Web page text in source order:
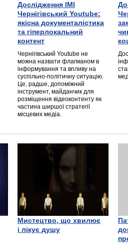
Дослідження ІМІ
Чернігівський Youtube:
якісна документалістика
та гіперлокальний
контент
Чернігівський Youtube не
можна назвати флагманом в
інформування та впливу на
суспільно-політичну ситуацію.
Це, радше, допоміжний
інструмент, майданчик для
розміщення відеоконтенту як
частина ширшої стратегії
місцевих медіа.
Мистецтво, що хвилює
і лікує душу